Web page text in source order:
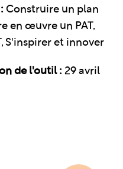
Construire un plan
en œuvre un PAT,
S'inspirer et innover
de l'outil : 29 avril